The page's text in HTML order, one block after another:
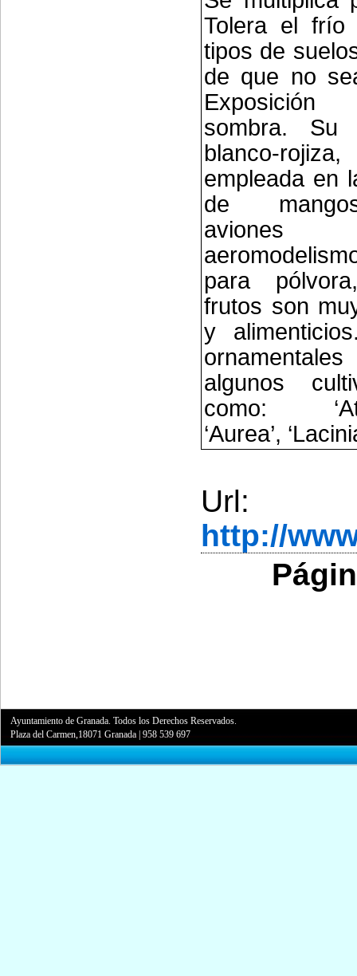
Tolera el
tipos de
de que no
sombra. Su
blanco-
empleada en
de
para
frutos son
y
algunos
como:
‘Aurea’,
Url:
http://
Ayuntamiento de Granada. Todos los Derechos Reservados.
Plaza del Carmen,18071 Granada |958 539 697